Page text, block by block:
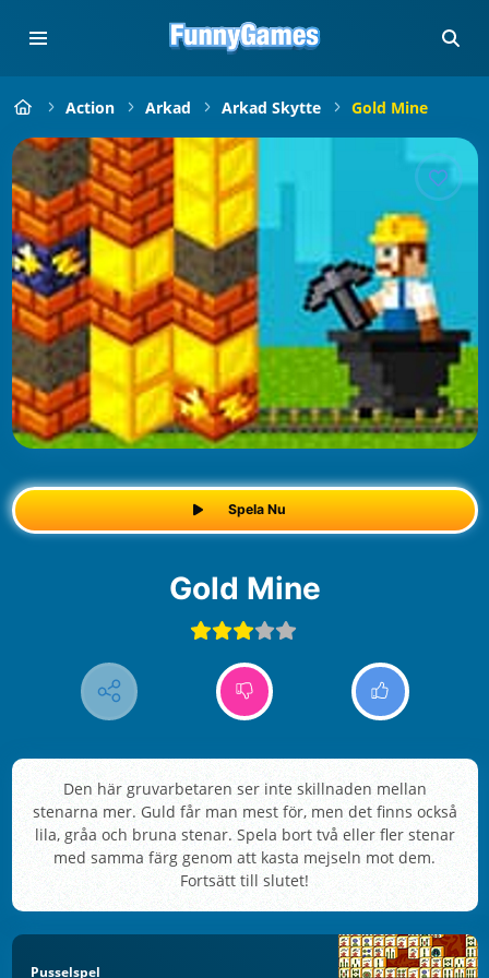
Action Arkad Arkad Skytte Gold Mine
Spela Nu
Gold Mine
Den här gruvarbetaren ser inte skillnaden mellan
stenarna mer. Guld får man mest för, men det finns också
lila, gråa och bruna stenar. Spela bort två eller fler stenar
med samma färg genom att kasta mejseln mot dem.
Fortsätt till slutet!
Pusselspel